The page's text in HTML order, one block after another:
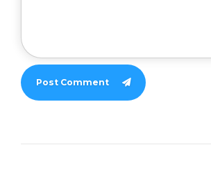
Post Comment